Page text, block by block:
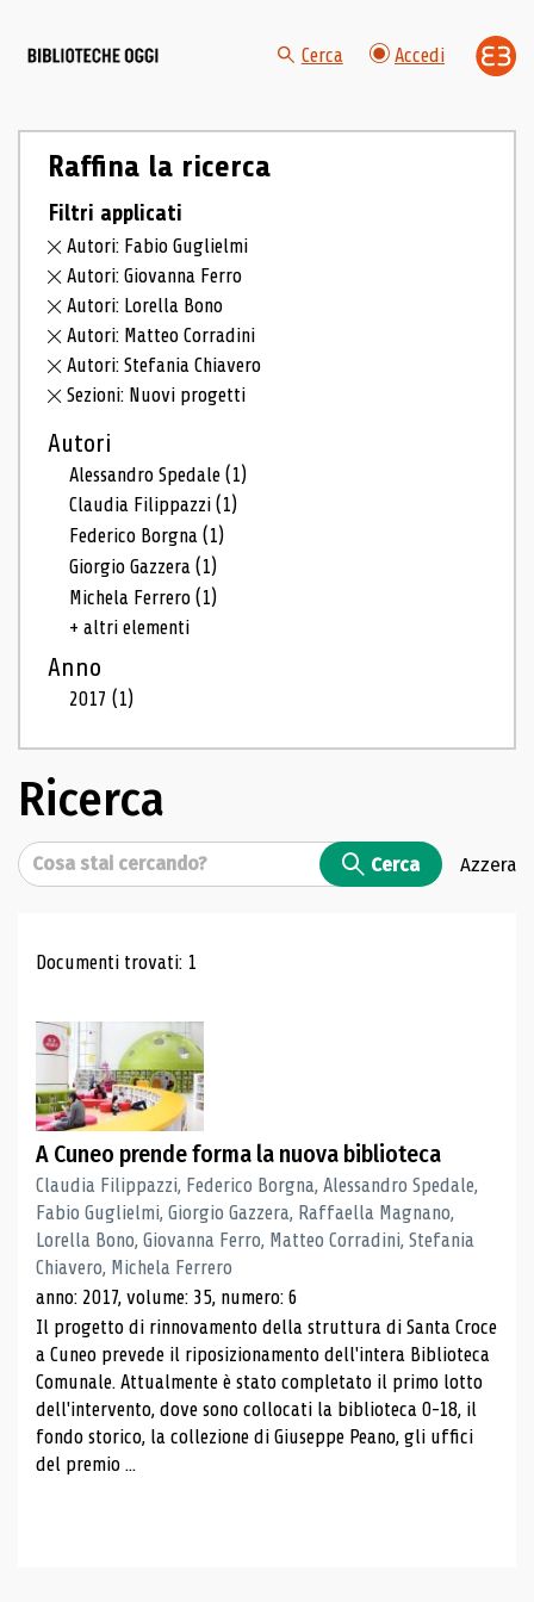
Cerca Accedi
Raffina la ricerca
Filtri applicati
Autori: Fabio Guglielmi
Autori: Giovanna Ferro
Autori: Lorella Bono
Autori: Matteo Corradini
Autori: Stefania Chiavero
Sezioni: Nuovi progetti
Autori
Alessandro Spedale(1)
Claudia Filippazzi(1)
Federico Borgna(1)
Giorgio Gazzera(1)
Michela Ferrero(1)
+ altri elementi
Anno
2017(1)
Ricerca
Cerca Cerca Azzera
Risultati di ricerca
Documenti trovati: 1
A Cuneo prende forma la nuova biblioteca
Claudia Filippazzi, Federico Borgna, Alessandro Spedale,
Fabio Guglielmi, Giorgio Gazzera, Raffaella Magnano,
Lorella Bono, Giovanna Ferro, Matteo Corradini, Stefania
Chiavero, Michela Ferrero
anno: 2017, volume: 35, numero: 6
Il progetto di rinnovamento della struttura di Santa Croce
a Cuneo prevede il riposizionamento dell'intera Biblioteca
Comunale. Attualmente è stato completato il primo lotto
dell'intervento, dove sono collocati la biblioteca 0-18, il
fondo storico, la collezione di Giuseppe Peano, gli uffici
del premio ...